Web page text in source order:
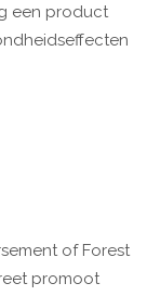
een product
of Forest
promoot